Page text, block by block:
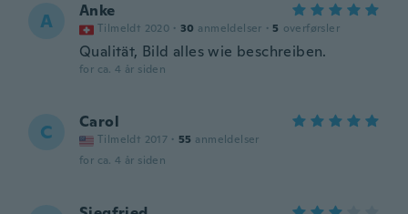
A Anke
Tilmeldt 2020 · 30 anmeldelser · 5 overførsler
Qualität, Bild alles wie beschreiben.
for ca. 4 år siden
C Carol
Tilmeldt 2017 · 55 anmeldelser
for ca. 4 år siden